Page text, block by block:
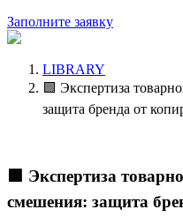
Заполните заявку
LIBRARY
🟩 Экспертиза
защита бренда от
🟩 Экспертиза
смешения: защита